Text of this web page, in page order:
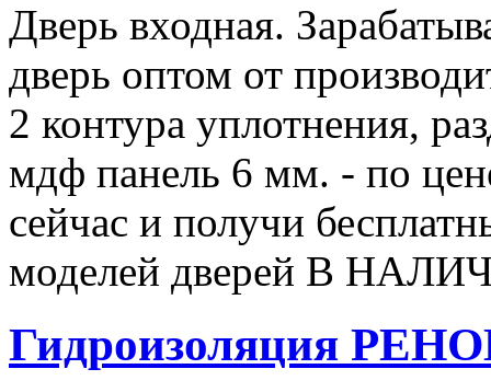
Дверь входная.
дверь оптом от
2 контура уплотнения,
мдф панель 6 мм. - по
сейчас и получи
моделей дверей В
Гидроизоляция